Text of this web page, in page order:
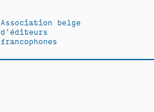
Association belge
d'éditeurs
francophones